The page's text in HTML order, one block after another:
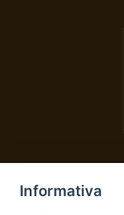
Informativa